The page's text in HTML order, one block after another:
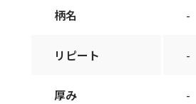
柄名 -
リピート -
厚み -